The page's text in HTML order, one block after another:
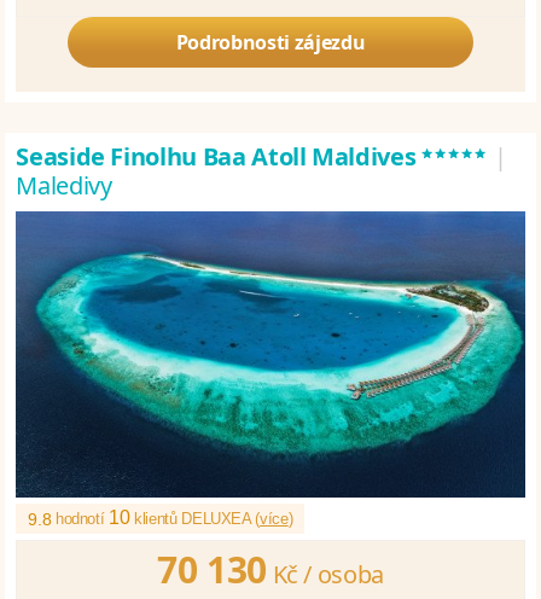
Podrobnosti zájezdu
Seaside Finolhu Baa Atoll Maldives***** |
Maledivy
9.8 hodnotí 10klientů DELUXEA (více)
70 130 Kč / osoba